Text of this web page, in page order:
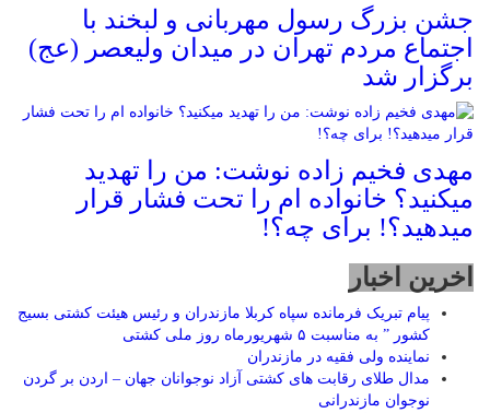
جشن بزرگ رسول مهربانی و لبخند با
اجتماع مردم تهران در میدان ولیعصر (عج)
برگزار شد
مهدی فخیم زاده نوشت: من را تهدید
میکنید؟ خانواده ام را‌ تحت فشار قرار
میدهید؟! برای چه؟!
اخرین اخبار
پیام تبریک فرمانده سپاه کربلا مازندران و رئیس هیئت کشتی بسیج
کشور ” به مناسبت ۵ شهریورماه روز ملی کشتی
نماينده ولی فقیه در مازندران
مدال طلای رقابت های کشتی آزاد نوجوانان جهان – اردن بر گردن
نوجوان مازندرانی